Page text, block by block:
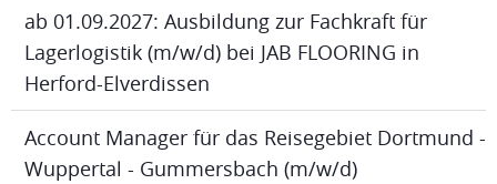
ab 01.09.2027: Ausbildung zur Fachkraft für
Lagerlogistik (m/w/d) bei JAB FLOORING in
Herford-Elverdissen
Account Manager für das Reisegebiet Dortmund -
Wuppertal - Gummersbach (m/w/d)